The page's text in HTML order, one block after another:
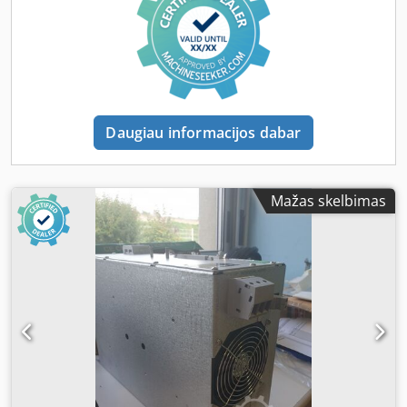
matuoti dangos storį ant medžio, betono, plastiko,
kompozitų ir kt. Pažangūs modeliai matuoja iki 3 skirtingų
sluoksnių storį daugiasluoksnėje sistemoje ir turi grafinį
ekraną detaliai dangų sistemos analizei. Paprasta naudoti:
Paruoštas matavimui – nereikia reguliavimo daugeliui
dangų rūšių Pagerinta vienarankė meniu navigacija
Mirksintis ekranas – patogu triukšmingoje aplinkoje RESET
funkcija greitai atkuria gamyklinius nustatymus Patvarus:
Atsparus tirpikliams, rūgštims, alyvai, vandeniui ir dulkėms
tinkantis sudėtingoms aplinkoms Smušimams atsparus
guminis apsauginis korpusas su diržo kilpa 2 metų
garantija matuokliui ir zondui Tikslus: Kalibravimo
sertifikatas (ilgoji versija) su NIST atsekamumu pridedamas
Jautrūs jutikliai užtikrina greitus ir tikslius rodmenis (iki 40
matavimų/min.) Patikrinta nenaikinamoji ultragarsinė
technologija atitinka ASTM D6132 ir ISO 2808 standartus
Dkjdpfx Akjzif Rdezor Universalus: Aukšto kontrasto foninis
apšviestas ekranas darbui tamsoje ar šviesoje Keičiami
vienetai Mils/mikronai Galima pasirinkti kalbas
Apverčiamas ekranas dešiniarankiams arba kairiarankiams
Daugiau informacijos dabar
Mažas skelbimas